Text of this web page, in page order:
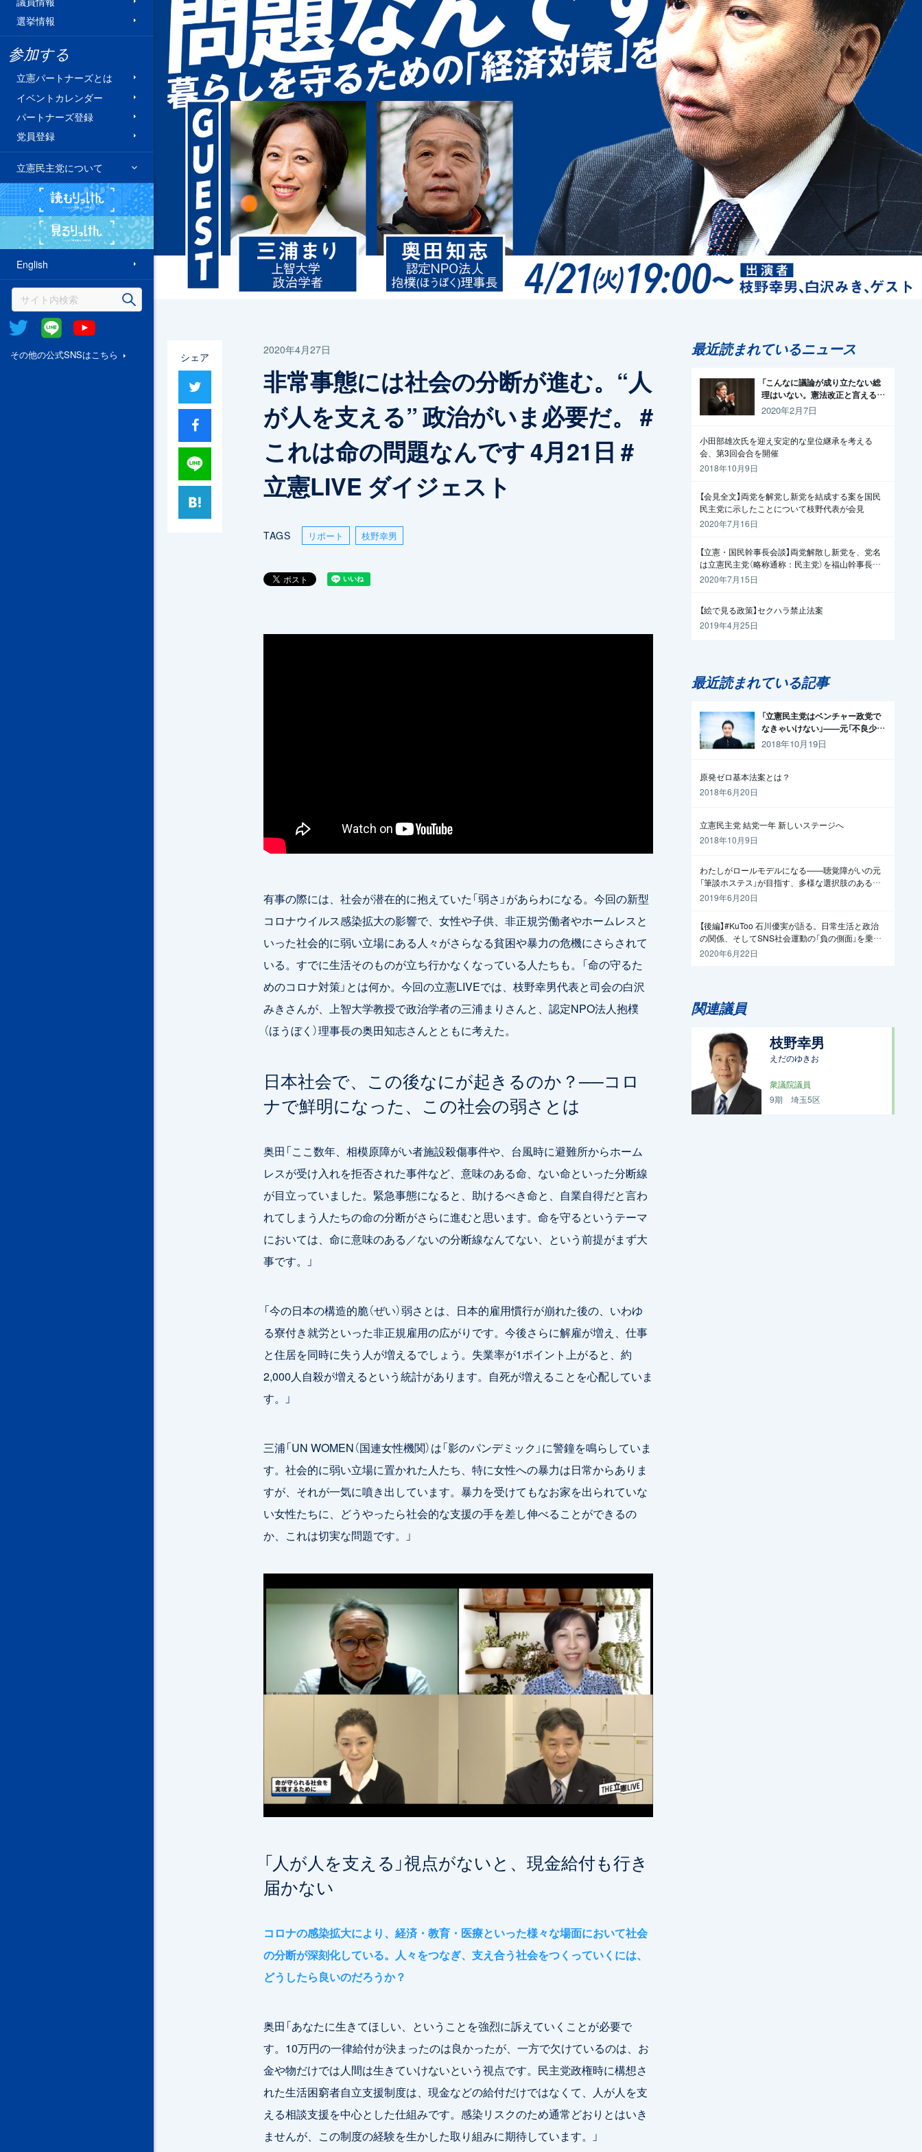
選挙情報
参加する
立憲パートナーズとは
イベントカレンダー
パートナーズ登録
党員登録
立憲民主党について
読むりっけん
見るりっけん
English
Twitter @Line
その他の公式SNSはこちら シェア
Lineで送る
2020年4月27日
非常事態には社会の分断が進む。“人
が人を支える” 政治がいま必要だ。 #
これは命の問題なんです 4月21日 #
立憲LIVE ダイジェスト
TAGS リポート 枝野幸男
有事の際には、社会が潜在的に抱えていた「弱さ」があらわになる。今回の新型
コロナウイルス感染拡大の影響で、女性や子供、非正規労働者やホームレスと
いった社会的に弱い立場にある人々がさらなる貧困や暴力の危機にさらされて
いる。すでに生活そのものが立ち行かなくなっている人たちも。「命の守るた
めのコロナ対策」とは何か。今回の立憲LIVEでは、枝野幸男代表と司会の白沢
みきさんが、上智大学教授で政治学者の三浦まりさんと、認定NPO法人抱樸
（ほうぼく）理事長の奥田知志さんとともに考えた。
日本社会で、この後なにが起きるのか？──コロ
ナで鮮明になった、この社会の弱さとは
奥田「ここ数年、相模原障がい者施設殺傷事件や、台風時に避難所からホーム
レスが受け入れを拒否された事件など、意味のある命、ない命といった分断線
が目立っていました。緊急事態になると、助けるべき命と、自業自得だと言わ
れてしまう人たちの命の分断がさらに進むと思います。命を守るというテーマ
においては、命に意味のある／ないの分断線なんてない、という前提がまず大
事です。」
「今の日本の構造的脆（ぜい）弱さとは、日本的雇用慣行が崩れた後の、いわゆ
る寮付き就労といった非正規雇用の広がりです。今後さらに解雇が増え、仕事
と住居を同時に失う人が増えるでしょう。失業率が1ポイント上がると、約
2,000人自殺が増えるという統計があります。自死が増えることを心配していま
す。」
三浦「UN WOMEN（国連女性機関）は「影のパンデミック」に警鐘を鳴らしていま
す。社会的に弱い立場に置かれた人たち、特に女性への暴力は日常からありま
すが、それが一気に噴き出しています。暴力を受けてもなお家を出られていな
い女性たちに、どうやったら社会的な支援の手を差し伸べることができるの
か、これは切実な問題です。」
「人が人を支える」視点がないと、現金給付も行き
届かない
コロナの感染拡大により、経済・教育・医療といった様々な場面において社会
の分断が深刻化している。人々をつなぎ、支え合う社会をつくっていくには、
どうしたら良いのだろうか？
奥田「あなたに生きてほしい、ということを強烈に訴えていくことが必要で
す。10万円の一律給付が決まったのは良かったが、一方で欠けているのは、お
金や物だけでは人間は生きていけないという視点です。民主党政権時に構想さ
れた生活困窮者自立支援制度は、現金などの給付だけではなくて、人が人を支
える相談支援を中心とした仕組みです。感染リスクのため通常どおりとはいき
ませんが、この制度の経験を生かした取り組みに期待しています。」
最近読まれているニュース
「こんなに議論が成り立たない総
理はいない。憲法改正と言える資
格がどこにある。市民と野党の力
で引きずり下ろそう」杉尾議員
2020年2月7日
小田部雄次氏を迎え安定的な皇位継承を考える
会、第3回会合を開催
2018年10月9日
【会見全文】両党を解党し新党を結成する案を国民
民主党に示したことについて枝野代表が会見
2020年7月16日
【立憲・国民幹事長会談】両党解散し新党を、党名
は立憲民主党（略称通称：民主党）を福山幹事長か
ら提案
2020年7月15日
【絵で見る政策】セクハラ禁止法案
2019年4月25日
最近読まれている記事
「立憲民主党はベンチャー政党で
なきゃいけない」——元「不良少
年」の起業家が政治家になった理
2018年10月19日
原発ゼロ基本法案とは？
2018年6月20日
立憲民主党 結党一年 新しいステージへ
2018年10月9日
わたしがロールモデルになる——聴覚障がいの元
「筆談ホステス」が目指す、多様な選択肢のある社
会
2019年6月20日
【後編】#KuToo 石川優実が語る。日常生活と政治
の関係、そしてSNS社会運動の「負の側面」を乗り
越えるには
2020年6月22日
関連議員
枝野幸男
えだのゆきお
衆議院議員
9期埼玉5区